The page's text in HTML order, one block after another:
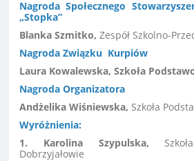
NagrodaSpołecznego
„Stopka”
Blanka Szmitko,Zespół Szkolno-
Nagroda Związku Kurpiów
Laura Kowalewska, Szkoła
Nagroda Organizatora
Andżelika Wiśniewska, Szkoła
Wyróżnienia:
1. Karolina Szypulska,
Dobrzyjałowie